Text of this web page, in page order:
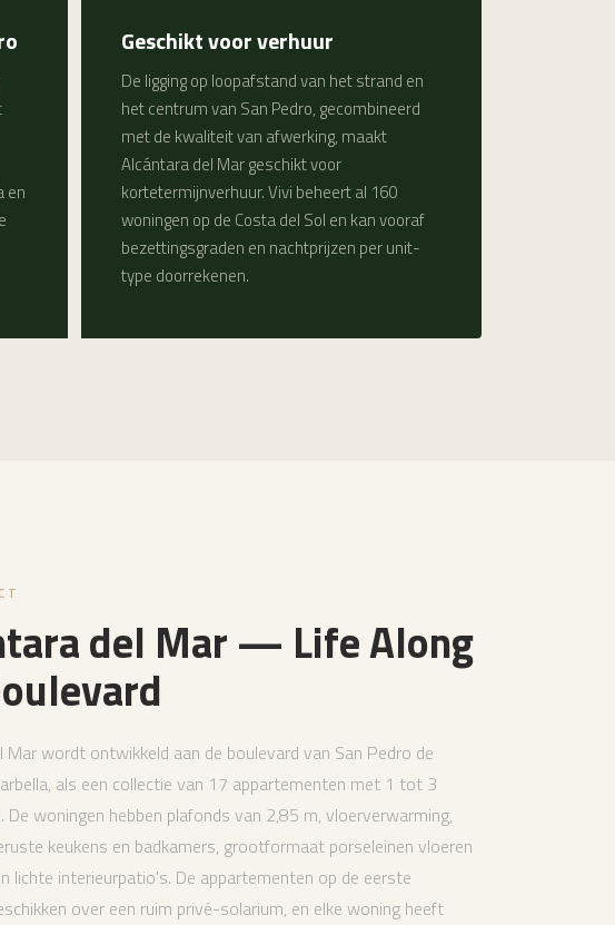
en
Geschikt voor verhuur
De ligging op loopafstand van het strand en
het centrum van San Pedro, gecombineerd
met de kwaliteit van afwerking, maakt
Alcántara del Mar geschikt voor
kortetermijnverhuur. Vivi beheert al 160
woningen op de Costa del Sol en kan vooraf
bezettingsgraden en nachtprijzen per unit-
type doorrekenen.
del Mar — Life Along
Mar wordt ontwikkeld aan de boulevard van San Pedro de
als een collectie van 17 appartementen met 1 tot 3
De woningen hebben plafonds van 2,85 m, vloerverwarming,
keukens en badkamers, grootformaat porseleinen vloeren
lichte interieurpatio's. De appartementen op de eerste
over een ruim privé-solarium, en elke woning heeft